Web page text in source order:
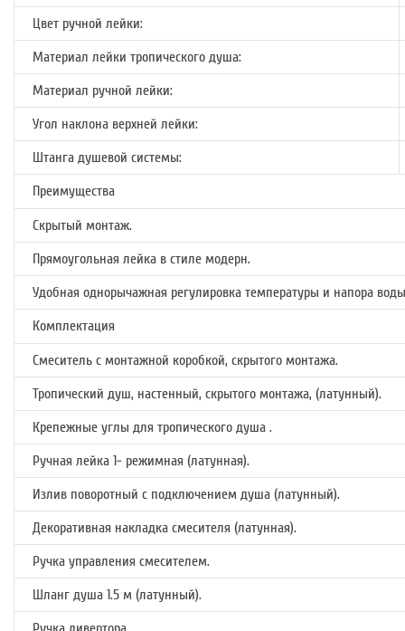
Цвет ручной лейки:
Материал лейки тропического душа:
Материал ручной лейки:
Угол наклона верхней лейки:
Штанга душевой системы:
Преимущества
Скрытый монтаж.
Прямоугольная лейка в стиле модерн.
Удобная однорычажная регулировка температуры и напора
Комплектация
Смеситель с монтажной коробкой, скрытого монтажа.
Тропический душ, настенный, скрытого монтажа, (латунный).
Крепежные углы для тропического душа .
Ручная лейка 1- режимная (латунная).
Излив поворотный с подключением душа (латунный).
Декоративная накладка смесителя (латунная).
Ручка управления смесителем.
Шланг душа 1.5 м (латунный).